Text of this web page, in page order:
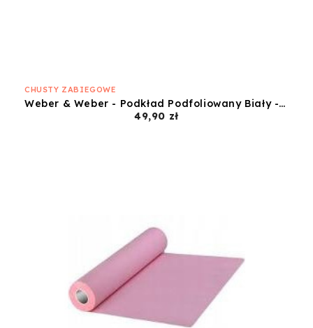
CHUSTY ZABIEGOWE
Weber & Weber - Podkład Podfoliowany Biały - 50x50
49,90 złCena